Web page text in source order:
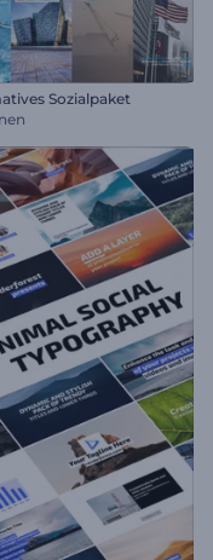
Sozialpaket